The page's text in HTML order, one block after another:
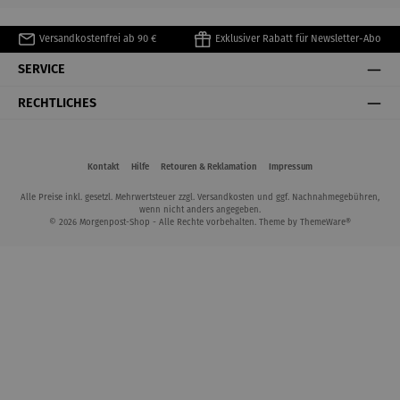
Versandkostenfrei ab 90 € Exklusiver Rabatt für Newsletter-Abo
SERVICE
RECHTLICHES
Kontakt Hilfe Retouren & Reklamation Impressum
Alle Preise inkl. gesetzl. Mehrwertsteuer zzgl. Versandkosten und ggf. Nachnahmegebühren,
wenn nicht anders angegeben.
© 2026 Morgenpost-Shop - Alle Rechte vorbehalten. Theme by ThemeWare®